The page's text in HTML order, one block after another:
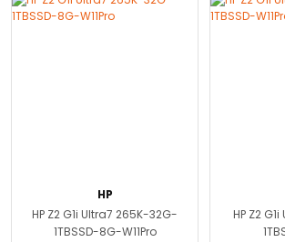
HP
HP Z2 G1i Ultra7 265K-32G-
1TBSSD-8G-W11Pro
HP Z2